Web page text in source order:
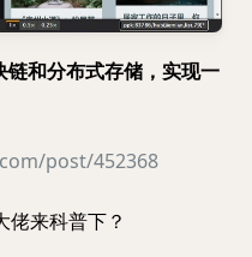
和分布式存储，实现一
post/452368
佬来科普下？